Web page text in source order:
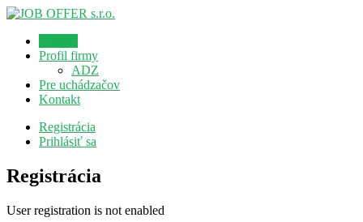
Profil firmy
ADZ
Pre uchádzačov
Kontakt
Registrácia
Prihlásiť sa
Registrácia
User registration is not enabled